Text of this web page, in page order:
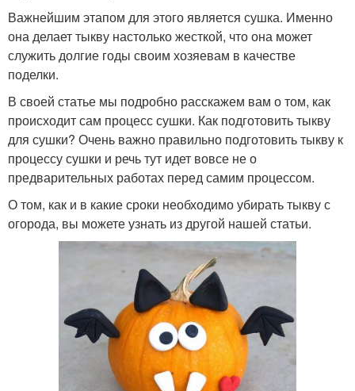
Важнейшим этапом для этого является сушка. Именно
она делает тыкву настолько жесткой, что она может
служить долгие годы своим хозяевам в качестве
поделки.
В своей статье мы подробно расскажем вам о том, как
происходит сам процесс сушки. Как подготовить тыкву
для сушки? Очень важно правильно подготовить тыкву к
процессу сушки и речь тут идет вовсе не о
предварительных работах перед самим процессом.
О том, как и в какие сроки необходимо убирать тыкву с
огорода, вы можете узнать из другой нашей статьи.